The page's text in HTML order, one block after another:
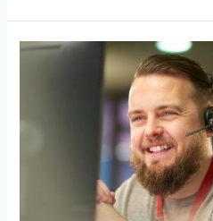
Del
Personalización